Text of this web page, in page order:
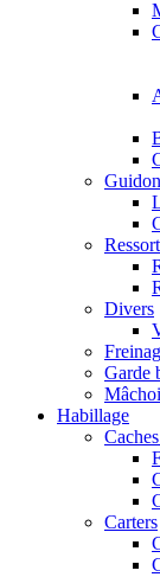
Divers
Garde
Habillage
Carters